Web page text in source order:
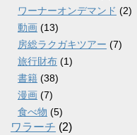
ワーナーオンデマンド (2)
動画 (13)
房総ラクガキツアー (7)
旅行財布 (1)
書籍 (38)
漫画 (7)
食べ物 (5)
ワラーチ (2)